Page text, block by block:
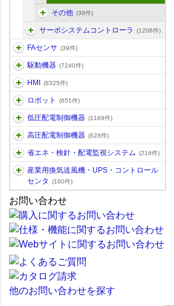
その他 (39件)
サーボシステムコントローラ (1208件)
FAセンサ (39件)
駆動機器 (7240件)
HMI (8325件)
ロボット (651件)
低圧配電制御機器 (1169件)
高圧配電制御機器 (628件)
省エネ・検針・配電監視システム (216件)
産業用換気送風機・UPS・コントロール
センタ
(160件)
お問い合わせ
他のお問い合わせを探す